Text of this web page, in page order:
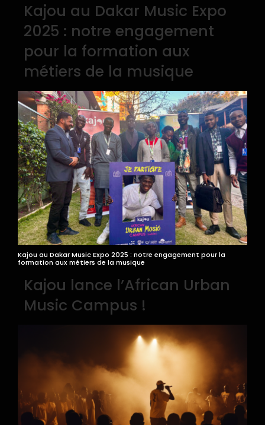
Kajou au Dakar Music Expo
2025 : notre engagement
pour la formation aux
métiers de la musique
Kajou au Dakar Music Expo 2025 : notre engagement pour la
formation aux métiers de la musique
Kajou lance l’African Urban
Music Campus !